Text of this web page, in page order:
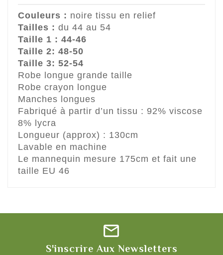
Couleurs : noire tissu en relief
Tailles : du 44 au 54
Taille 1 : 44-46
Taille 2: 48-50
Taille 3: 52-54
Robe longue grande taille
Robe crayon longue
Manches longues
Fabriqué à partir d’un tissu : 92% viscose
8% lycra
Longueur (approx) : 130cm
Lavable en machine
Le mannequin mesure 175cm et fait une
taille EU 46
S'inscrire Aux Newsletters